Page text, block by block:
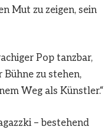
Mut zu zeigen, sein
Pop tanzbar,
zu stehen,
Weg als Künstler.“
– bestehend